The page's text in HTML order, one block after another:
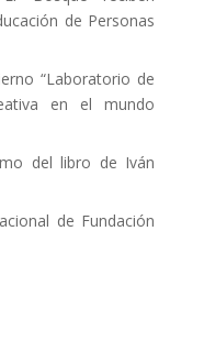
de Personas
“Laboratorio de
en el mundo
del libro de Iván
de Fundación